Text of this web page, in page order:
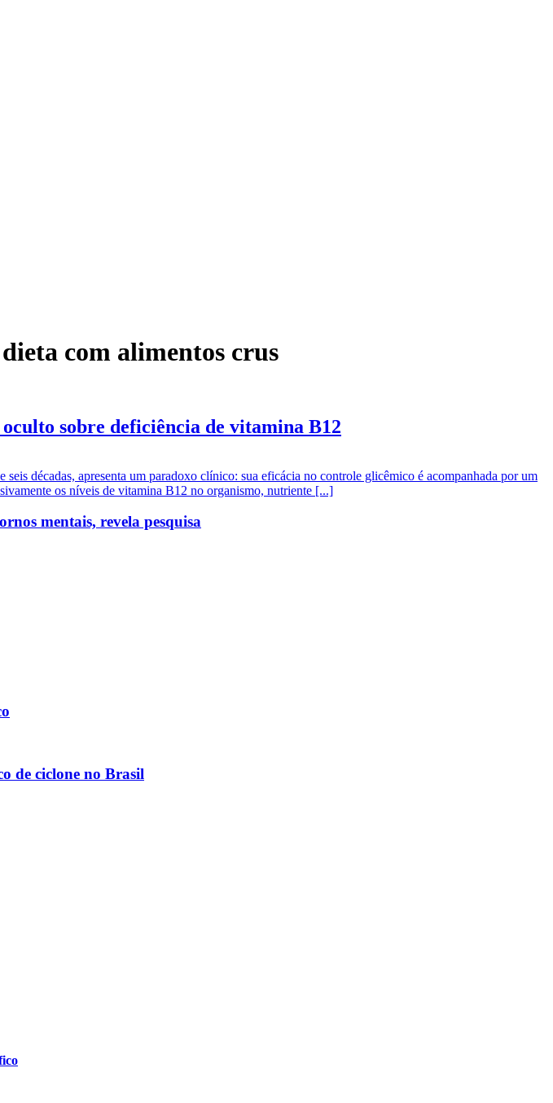
com alimentos crus
sobre deficiência de vitamina B12
décadas, apresenta um paradoxo clínico: sua eficácia no controle glicêmico é acompanhada por um
os níveis de vitamina B12 no organismo, nutriente [...]
mentais, revela pesquisa
de ciclone no Brasil